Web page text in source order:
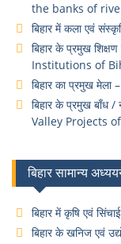
the banks of
बिहार में कला एवं
बिहार के प्रमुख
Institutions of
बिहार का प्रमुख
बिहार के प्रमुख बाँध
Valley Projects
बिहार सामान्य
बिहार में कृषि एवं सिंचाई
बिहार के खनिज एवं